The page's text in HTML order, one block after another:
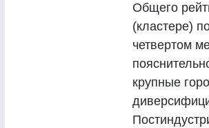
Общего
(кластере)
четвертом
крупные